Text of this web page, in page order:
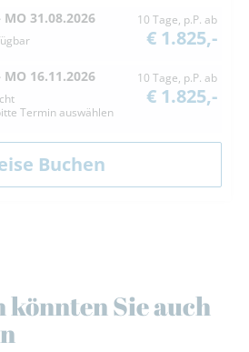
MO 31.08.2026 10 Tage, p.P. ab
€ 1.825,-
MO 16.11.2026
Termin auswählen
10 Tage, p.P. ab
€ 1.825,-
könnten Sie auch